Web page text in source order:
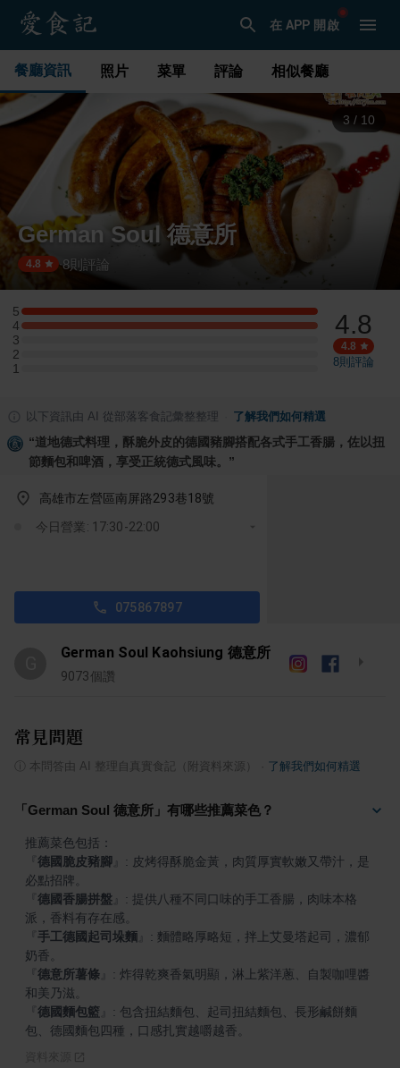
在 APP 開啟
餐廳資訊 照片 菜單 評論 相似餐廳
3 / 10
German Soul 德意所
4.8 ·8 則評論
5
5 星：2 則評論
4
4 星：2 則評論
3
3 星：0 則評論
2
2 星：0 則評論
1
1 星：0 則評論
4.8
4.8
8則評論
以下資訊由 AI 從部落客食記彙整整理 了解我們如何精選
“道地德式料理，酥脆外皮的德國豬腳搭配各式手工香腸，佐以扭
節麵包和啤酒，享受正統德式風味。 ”
高雄市左營區南屏路293巷18號
今日營業: 17:30-22:00
075867897
German Soul Kaohsiung 德意所
9073個讚
常見問題
本問答由 AI 整理自真實食記（附資料來源） 了解我們如何精選
「German Soul 德意所」有哪些推薦菜色？
德國脆皮豬腳
: 皮烤得酥脆金黃，肉質厚實軟嫩又帶汁，是
德國香腸拼盤
: 提供八種不同口味的手工香腸，肉味本格
手工德國起司垛麵
: 麵體略厚略短，拌上艾曼塔起司，濃郁
德意所薯條
: 炸得乾爽香氣明顯，淋上紫洋蔥、自製咖哩醬
德國麵包籃
: 包含扭結麵包、起司扭結麵包、長形鹹餅麵
包、德國麵包四種，口感扎實越嚼越香。